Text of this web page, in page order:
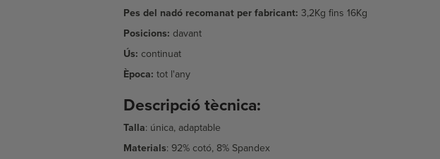
Pes del nadó recomanat per fabricant: 3,2Kg fins 16Kg
Posicions: davant
Ús: continuat
Època: tot l'any
Descripció tècnica:
Talla: única, adaptable
Materials: 92% cotó, 8% Spandex